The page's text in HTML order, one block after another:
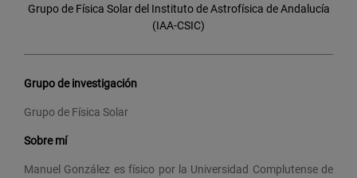
Grupo de Física Solar del Instituto de Astrofísica de Andalucía
(IAA-CSIC)
Grupo de investigación
Grupo de Física Solar
Sobre mí
Manuel González es físico por la Universidad Complutense de